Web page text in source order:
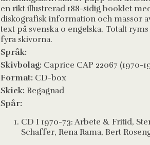
en rikt illustrerad 188-sidig booklet
diskografisk information och massor
text på svenska o engelska. Totalt
fyra skivorna.
Språk:
Skivbolag: Caprice CAP 22067 (1970-
Format: CD-box
Skick: Begagnad
Spår:
CD I 1970-73: Arbete & Fritid,
Schaffer, Rena Rama, Bert